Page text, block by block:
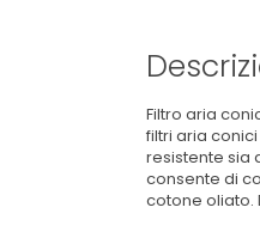
Filtro aria
filtri aria
resistente sia
consente di
cotone oliato.